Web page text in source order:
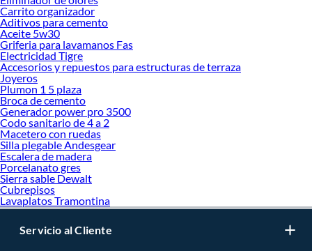
Carrito organizador
Aditivos para cemento
Aceite 5w30
Griferia para lavamanos Fas
Electricidad Tigre
Accesorios y repuestos para estructuras de terraza
Joyeros
Plumon 1 5 plaza
Broca de cemento
Generador power pro 3500
Codo sanitario de 4 a 2
Macetero con ruedas
Silla plegable Andesgear
Escalera de madera
Porcelanato gres
Sierra sable Dewalt
Cubrepisos
Lavaplatos Tramontina
Servicio al Cliente